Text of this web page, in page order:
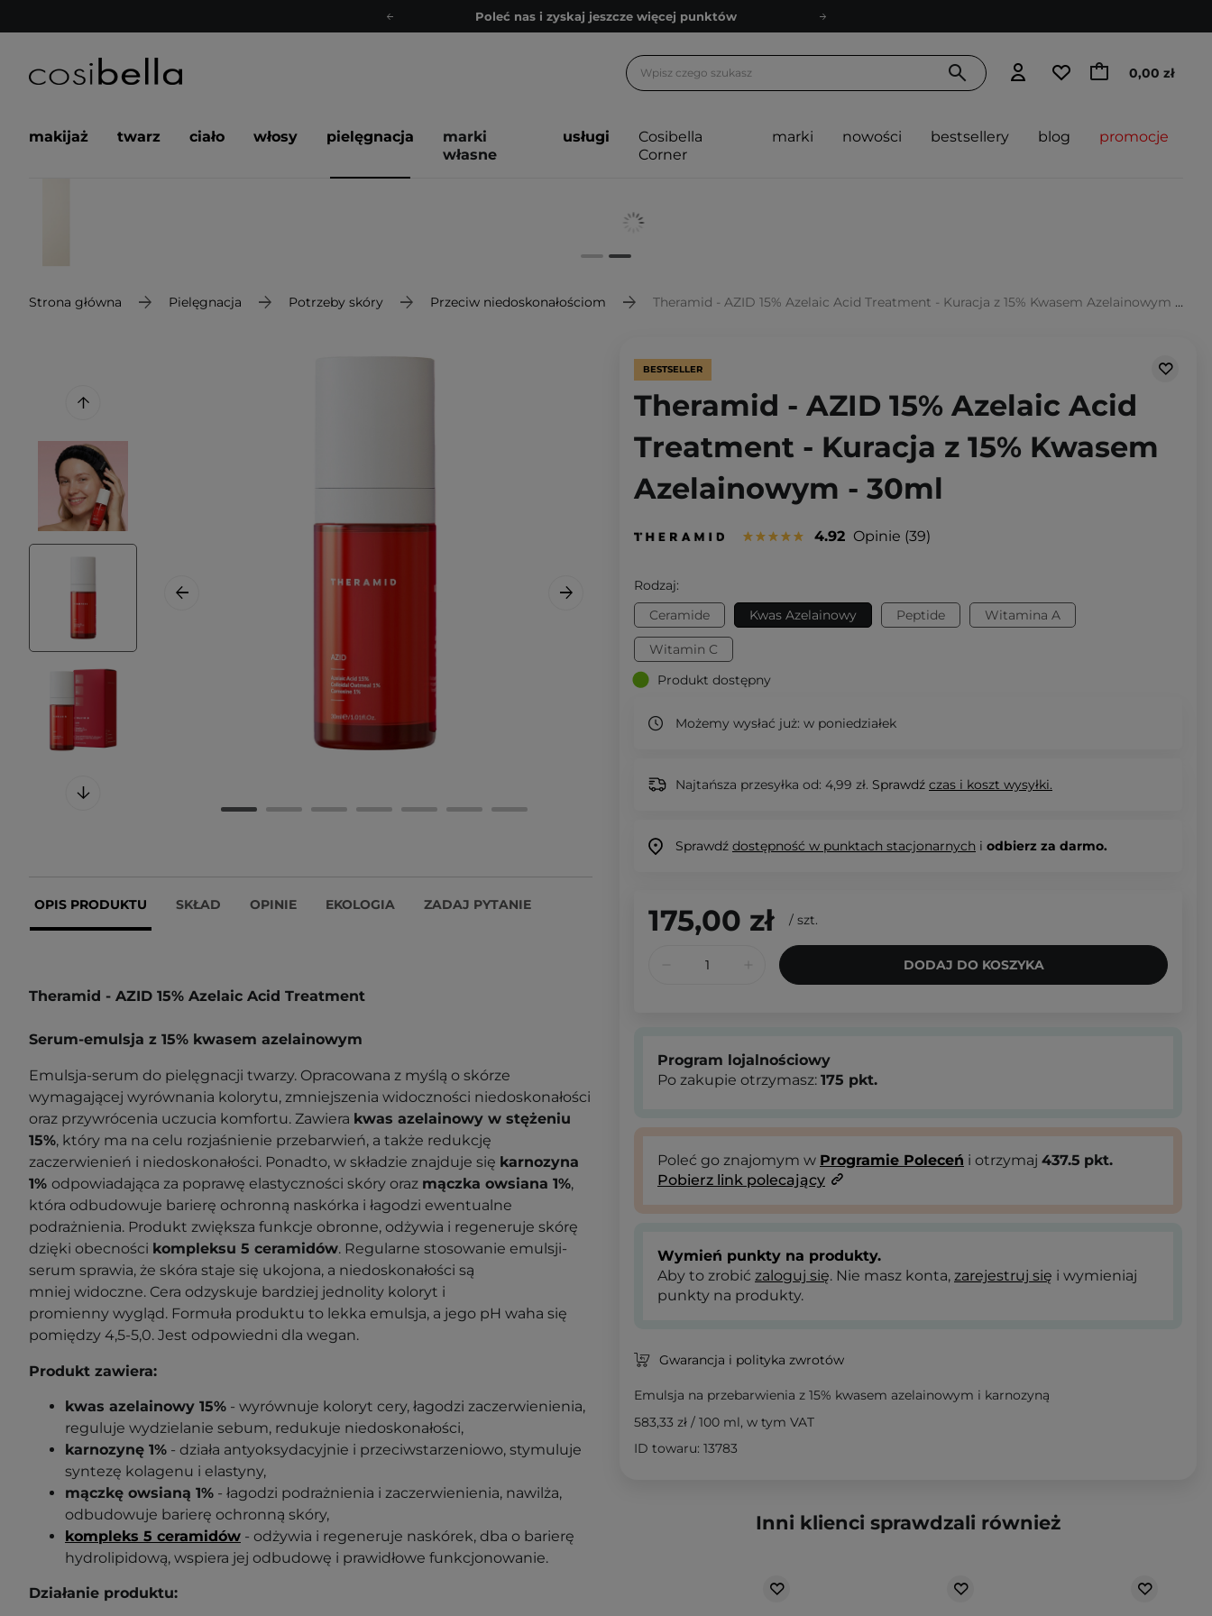
Poleć nas i zyskaj jeszcze więcej punktów
Bezpłatne konsultacje kosmetologiczne
Poleć nas i zyskaj jeszcze więcej punktów
0,00 zł
makijaż twarz ciało włosy pielęgnacja
marki
własne
usługi
Cosibella
Corner
marki nowości bestsellery blog promocje
Strona główna Pielęgnacja Potrzeby skóry Przeciw niedoskonałościom Theramid - AZID 15% Azelaic Acid Treatment - Kuracja z 15% Kwasem Azelainowym - 30ml
OPIS PRODUKTU SKŁAD OPINIE EKOLOGIA ZADAJ PYTANIE
Theramid - AZID 15% Azelaic Acid Treatment
Serum-emulsja z 15% kwasem azelainowym
Emulsja-serum do pielęgnacji twarzy. Opracowana z myślą o skórze
wymagającej wyrównania kolorytu, zmniejszenia widoczności niedoskonałości
oraz przywrócenia uczucia komfortu. Zawiera kwas azelainowy w stężeniu
15%, który ma na celu rozjaśnienie przebarwień, a także redukcję
zaczerwienień i niedoskonałości. Ponadto, w składzie znajduje się karnozyna
1% odpowiadająca za poprawę elastyczności skóry oraz mączka owsiana 1%,
która odbudowuje barierę ochronną naskórka i łagodzi ewentualne
podrażnienia. Produkt zwiększa funkcje obronne, odżywia i regeneruje skórę
dzięki obecności kompleksu 5 ceramidów. Regularne stosowanie emulsji-
serum sprawia, że skóra staje się ukojona, a niedoskonałości są
mniej widoczne. Cera odzyskuje bardziej jednolity koloryt i
promienny wygląd. Formuła produktu to lekka emulsja, a jego pH waha się
pomiędzy 4,5-5,0. Jest odpowiedni dla wegan.
Produkt zawiera:
kwas azelainowy 15% - wyrównuje koloryt cery, łagodzi zaczerwienienia,
reguluje wydzielanie sebum, redukuje niedoskonałości,
karnozynę 1% - działa antyoksydacyjnie i przeciwstarzeniowo, stymuluje
syntezę kolagenu i elastyny,
mączkę owsianą 1% - łagodzi podrażnienia i zaczerwienienia, nawilża,
odbudowuje barierę ochronną skóry,
kompleks 5 ceramidów - odżywia i regeneruje naskórek, dba o barierę
hydrolipidową, wspiera jej odbudowę i prawidłowe funkcjonowanie.
Działanie produktu:
BESTSELLER
Theramid - AZID 15% Azelaic Acid
Treatment - Kuracja z 15% Kwasem
Azelainowym - 30ml
4.92 Opinie 39
Rodzaj:
Ceramide
Kwas Azelainowy Peptide Witamina A
Witamin C
Produkt dostępny
Możemy wysłać już: w poniedziałek
Najtańsza przesyłka od: 4,99 zł. Sprawdź czas i koszt wysyłki.
Sprawdź dostępność w punktach stacjonarnych i odbierz za darmo.
175,00 zł / szt.
DODAJ DO KOSZYKA
Program lojalnościowy
Po zakupie otrzymasz: 175 pkt.
Poleć go znajomym w Programie Poleceń i otrzymaj 437.5 pkt.
Pobierz link polecający
Wymień punkty na produkty.
Aby to zrobić zaloguj się. Nie masz konta, zarejestruj się i wymieniaj
punkty na produkty.
Gwarancja i polityka zwrotów
Emulsja na przebarwienia z 15% kwasem azelainowym i karnozyną
583,33 zł / 100 ml, w tym VAT
ID towaru: 13783
Inni klienci sprawdzali również